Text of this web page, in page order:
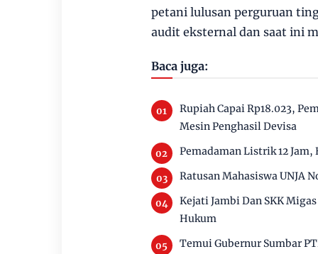
petani lulusan perguruan
audit eksternal dan saat ini
Baca juga:
Rupiah Capai Rp18.023,
Mesin Penghasil Devisa
Pemadaman Listrik 12
Ratusan Mahasiswa UNJA
Kejati Jambi Dan SKK
Hukum
Temui Gubernur Sumbar